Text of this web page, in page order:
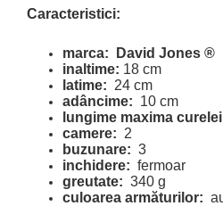
Caracteristici:
marca: David Jones ®
inaltime: 18 cm
latime: 24 cm
adâncime: 10 cm
lungime maxima
camere: 2
buzunare: 3
inchidere: fermoar
greutate: 340 g
culoarea armăturilor: